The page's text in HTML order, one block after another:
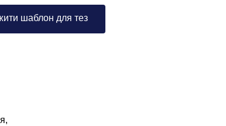
шаблон для тез